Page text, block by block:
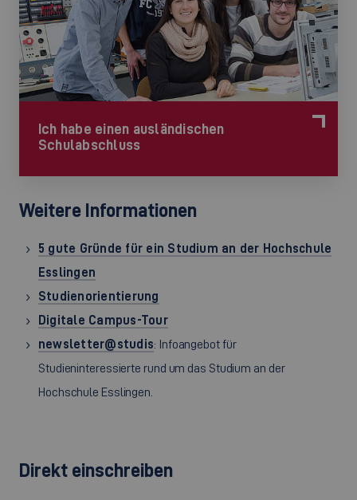
Ich habe einen ausländischen
Schulabschluss
Weitere Informationen
5 gute Gründe für ein Studium an der Hochschule
Esslingen
Studienorientierung
Digitale Campus-Tour
newsletter@studis: Infoangebot für
Studieninteressierte rund um das Studium an der
Hochschule Esslingen.
Direkt einschreiben